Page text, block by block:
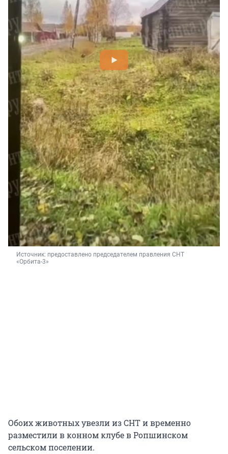
Источник: предоставлено председателем правления СНТ
«Орбита-3»
Обоих животных увезли из СНТ и временно
разместили в конном клубе в Ропшинском
сельском поселении.